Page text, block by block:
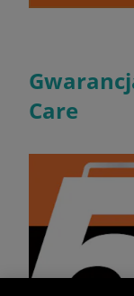
Care